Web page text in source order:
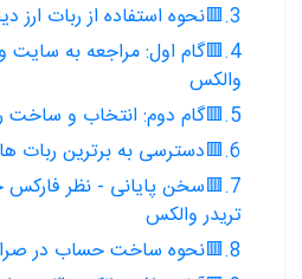
3.🟥نحوه استفاده از ربات ارز دیجیتال صرافی والکس
4.🟥گام اول: مراجعه به سایت
والکس
5.🟥گام دوم: انتخاب و ساخت ربات مورد نظر
6.🟥دسترسی به برترین ربات های صرافی والکس
7.🟥سخن پایانی - نظر فارکس
تریدر والکس
8.🟥نحوه ساخت حساب در صرافی والکس